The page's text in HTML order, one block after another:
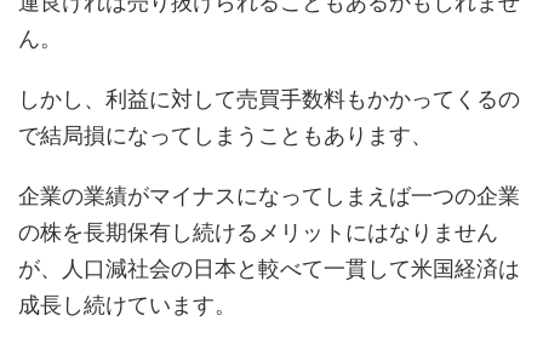
ん。
しかし、利益に対して売買手数料もかかってくるの
で結局損になってしまうこともあります、
企業の業績がマイナスになってしまえば一つの企業
の株を長期保有し続けるメリットにはなりません
が、人口減社会の日本と較べて一貫して米国経済は
成長し続けています。